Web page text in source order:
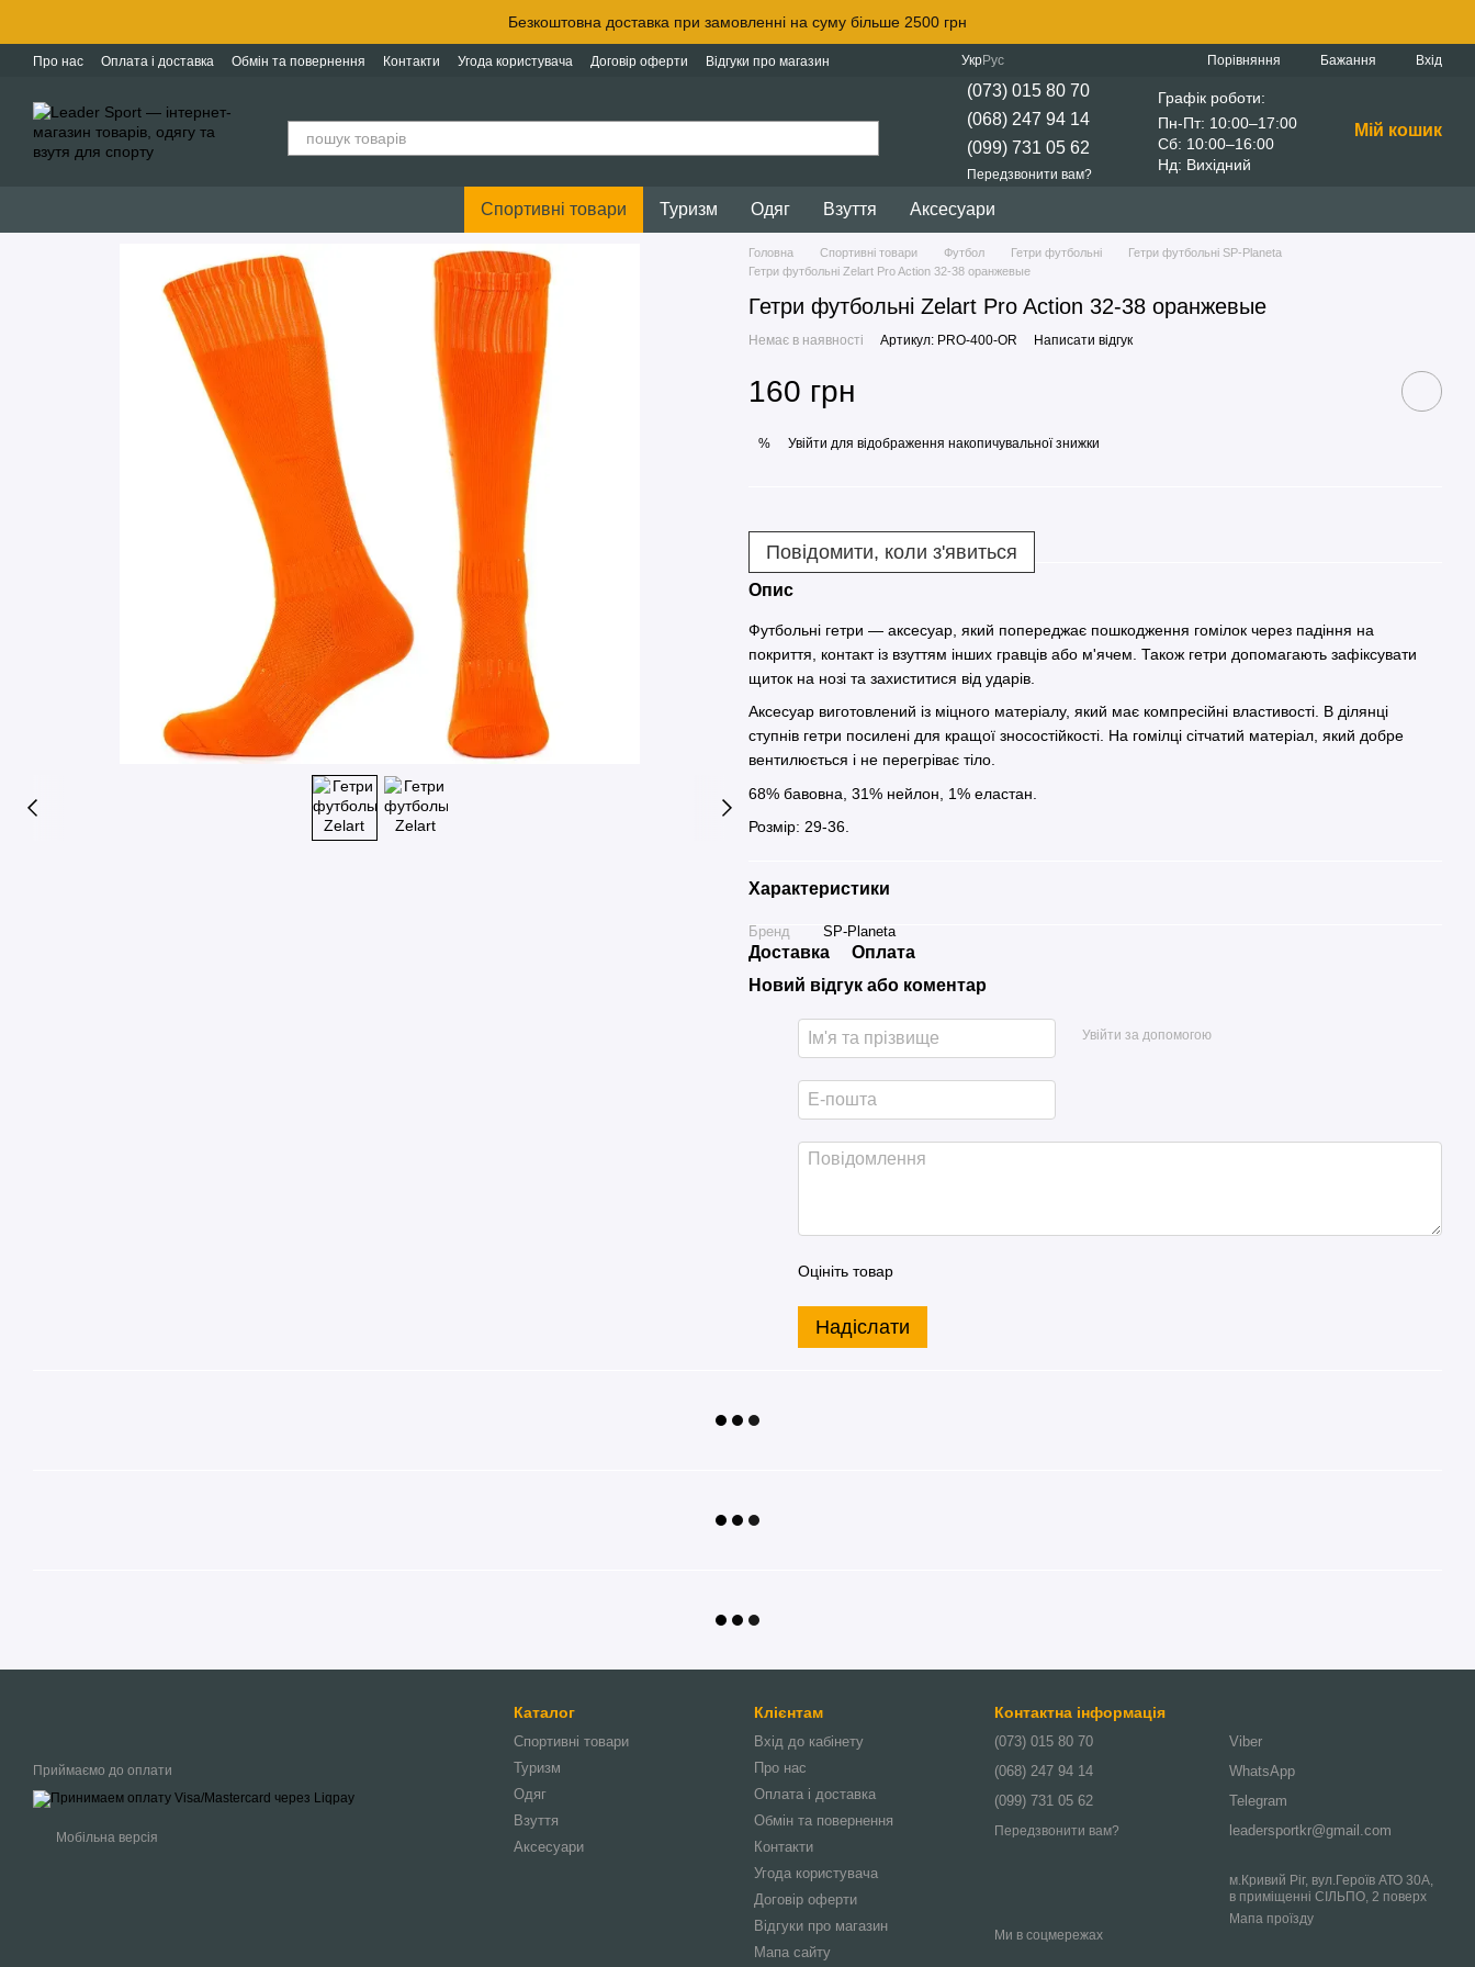
Безкоштовна доставка при замовленні на суму більше 2500 грн
Про нас Оплата і доставка Обмін та повернення Контакти Угода користувача Договір оферти Відгуки про магазин УкрРус Порівняння Бажання Вхід
(073) 015 80 70
(068) 247 94 14
(099) 731 05 62
Передзвонити вам?
Графік роботи:
Пн-Пт: 10:00–17:00
Сб: 10:00–16:00
Нд: Вихідний
Мій кошик
Спортивні товари Туризм Одяг Взуття Аксесуари
Головна Спортивні товари Футбол Гетри футбольні
Гетри футбольні SP-Planeta
Гетри футбольні Zelart Pro Action 32-38 оранжевые
Гетри футбольні Zelart Pro Action 32-38 оранжевые
Немає в наявності Артикул: PRO-400-OR Написати відгук
160 грн
% Увійти для відображення накопичувальної знижки
Повідомити, коли з'явиться
Опис
Футбольні гетри — аксесуар, який попереджає пошкодження гомілок через падіння на
покриття, контакт із взуттям інших гравців або м'ячем. Також гетри допомагають зафіксувати
щиток на нозі та захиститися від ударів.
Аксесуар виготовлений із міцного матеріалу, який має компресійні властивості. В ділянці
ступнів гетри посилені для кращої зносостійкості. На гомілці сітчатий матеріал, який добре
вентилюється і не перегріває тіло.
68% бавовна, 31% нейлон, 1% еластан.
Розмір: 29-36.
Характеристики
Бренд SP-Planeta
Доставка
Оплата
Новий відгук або коментар
Увійти за допомогою
Оцініть товар
Надіслати
Приймаємо до оплати
Мобільна версія
Каталог
Спортивні товари
Туризм
Одяг
Взуття
Аксесуари
Клієнтам
Вхід до кабінету
Про нас
Оплата і доставка
Обмін та повернення
Контакти
Угода користувача
Договір оферти
Відгуки про магазин
Мапа сайту
Контактна інформація
(073) 015 80 70
(068) 247 94 14
(099) 731 05 62
Передзвонити вам?
Viber
WhatsApp
Telegram
leadersportkr@gmail.com
м.Кривий Ріг, вул.Героїв АТО 30А,
в приміщенні СІЛЬПО, 2 поверх
Мапа проїзду
Ми в соцмережах